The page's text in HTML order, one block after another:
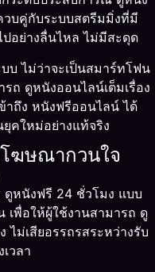
วบคู่กับระบบสตรีมมิ่งที่มี
ปอย่างลื่นไหล ไม่มีสะดุด
ไม่ว่าจะเป็นสมาร์ทโฟน
ถ ดูหนังออนไลน์เต็มเรื่อง
าถึง หนังฟรีออนไลน์ ได้
คใหม่อย่างแท้จริง
ฆษณากวนใจ
หนังฟรี 24 ชั่วโมง แบบ
พื่อให้ผู้ใช้งานสามารถ ดู
ไม่เสียอรรถรสระหว่างรับ
วลา